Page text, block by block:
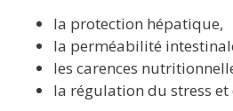
la protection hépatique,
la perméabilité
les carences
la régulation du stress